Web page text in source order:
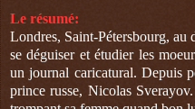
Le résumé:
Londres, Saint-Pétersbourg,
se déguiser et étudier les
un journal caricatural. Depuis
prince russe, Nicolas